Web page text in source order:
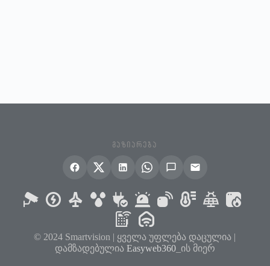
ᲒᲐᲖᲘᲐᲠᲔᲑᲐ
© 2024 Smartvision | ყველა უფლება დაცულია |
დამზადებულია Easyweb360_ის მიერ